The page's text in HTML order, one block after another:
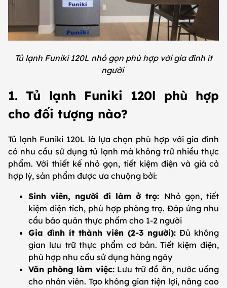
Tủ lạnh Funiki 120L nhỏ gọn phù hợp với gia đình ít
người
1. Tủ lạnh Funiki 120l phù hợp
cho đối tượng nào?
Tủ lạnh Funiki 120L là lựa chọn phù hợp với gia đình
có nhu cầu sử dụng tủ lạnh mà không trữ nhiều thực
phẩm. Với thiết kế nhỏ gọn, tiết kiệm điện và giá cả
hợp lý, sản phẩm được ưa chuộng bởi:
Sinh viên, người đi làm ở trọ: Nhỏ gọn, tiết
kiệm diện tích, phù hợp phòng trọ. Đáp ứng nhu
cầu bảo quản thực phẩm cho 1-2 người
Gia đình ít thành viên (2-3 người): Đủ không
gian lưu trữ thực phẩm cơ bản. Tiết kiệm điện,
phù hợp nhu cầu sử dụng hàng ngày
Văn phòng làm việc:Lưu trữ đồ ăn, nước uống
cho nhân viên. Tạo không gian tiện lợi, nâng cao